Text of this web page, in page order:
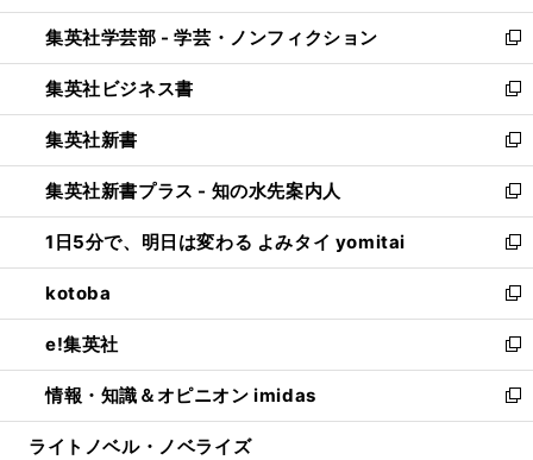
開
く
ウ
で
開
く
ン
ド
ウ
で
開
く
ウ
ィ
ン
ド
ウ
で
開
く
集英社学芸部 - 学芸・ノンフィクション
新
し
い
ウ
ィ
ン
ド
ウ
で
開
く
集英社ビジネス書
新
し
い
ウ
ィ
ン
ド
ウ
で
開
く
集英社新書
新
し
い
ウ
ィ
ン
ド
ウ
で
開
く
集英社新書プラス - 知の水先案内人
新
し
い
ウ
ィ
ン
ド
ウ
で
開
1日5分で、明日は変わる よみタイ yomitai
新
し
い
ウ
ィ
ン
ド
ウ
kotoba
新
し
い
ウ
ィ
ン
e!集英社
新
し
い
ウ
情報・知識＆オピニオン imidas
新
し
ライトノベル・ノベライズ